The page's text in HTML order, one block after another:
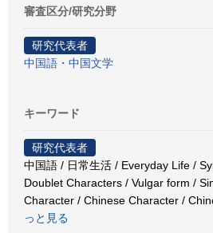
審査区分/研究分野
研究代表者
中国語・中国文学
キーワード
研究代表者
中国語 / 日常生活 / Everyday Life /
Doublet Characters / Vulgar form /
Character / Chinese Character /
っと見る